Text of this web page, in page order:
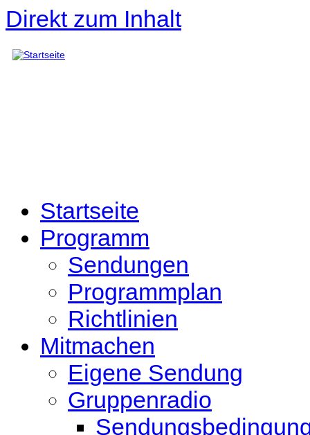
Direkt zum Inhalt
Startseite
Programm
Sendungen
Programmplan
Richtlinien
Mitmachen
Eigene Sendung
Gruppenradio